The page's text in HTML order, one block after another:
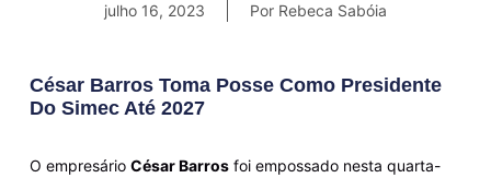
julho 16, 2023 Por Rebeca Sabóia
César Barros Toma Posse Como Presidente
Do Simec Até 2027
O empresário César Barrosfoi empossado nesta quarta-